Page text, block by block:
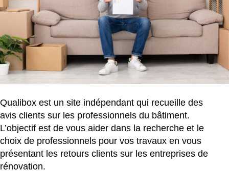
Qualibox est un site indépendant qui recueille des
avis clients sur les professionnels du bâtiment.
L’objectif est de vous aider dans la recherche et le
choix de professionnels pour vos travaux en vous
présentant les retours clients sur les entreprises de
rénovation.